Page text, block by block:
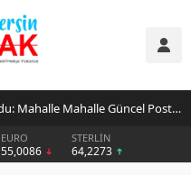
Mersin Mezitli Posta Kodu: Mahalle Mahalle Güncel Posta Kodu Rehberi
EURO
55,0086
STERLİN
64,2273